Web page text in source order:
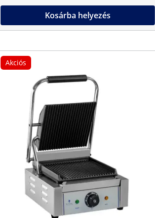
Kosárba helyezés
Akciós